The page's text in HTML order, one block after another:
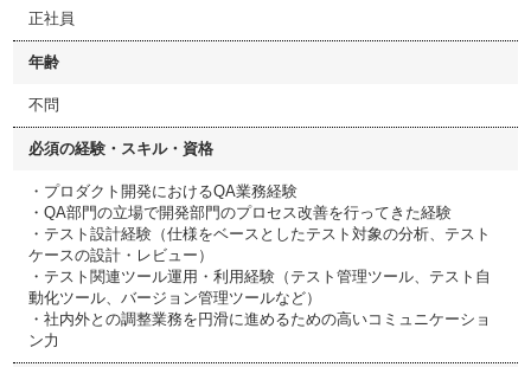
正社員
年齢
不問
必須の経験・スキル・資格
・プロダクト開発におけるQA業務経験
・QA部門の立場で開発部門のプロセス改善を行ってきた経験
・テスト設計経験（仕様をベースとしたテスト対象の分析、テスト
ケースの設計・レビュー）
・テスト関連ツール運用・利用経験（テスト管理ツール、テスト自
動化ツール、バージョン管理ツールなど）
・社内外との調整業務を円滑に進めるための高いコミュニケーショ
ン力